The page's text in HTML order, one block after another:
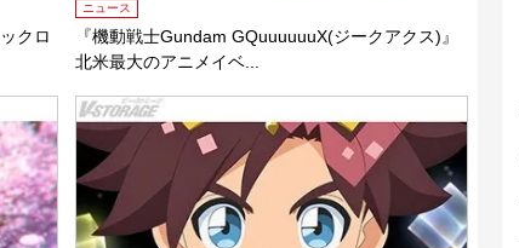
クロ
ニュース
『機動戦士Gundam GQuuuuuuX(ジークアクス)』
北米最大のアニメイベ...